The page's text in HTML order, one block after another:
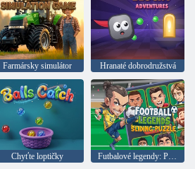
Farmársky simulátor Hranaté dobrodružstvá
Chyťte loptičky